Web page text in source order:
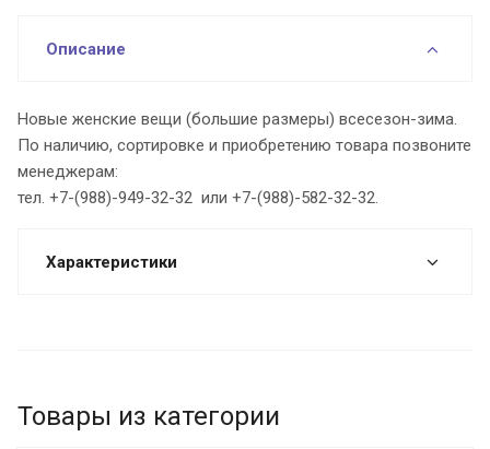
Описание
Новые женские вещи (большие размеры) всесезон-зима.
По наличию, сортировке и приобретению товара позвоните
менеджерам:
тел. +7-(988)-949-32-32 или +7-(988)-582-32-32.
Характеристики
Товары из категории